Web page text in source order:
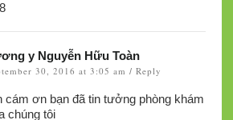
y Nguyễn Hữu Toàn
30, 2016 at 3:05 am / Reply
cám ơn bạn đã tin tưởng phòng khám
chúng tôi